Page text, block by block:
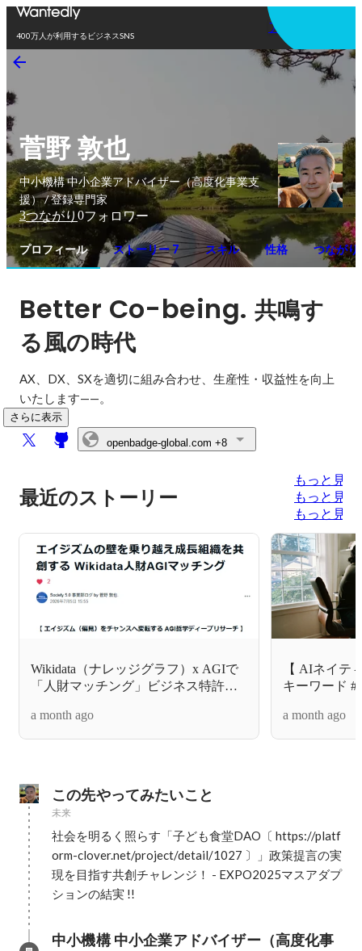
400万人が利用するビジネスSNS
アプリを使う
菅野 敦也
中小機構 中小企業アドバイザー（高度化事業支
援） / 登録専門家
3つながり 0フォロワー
プロフィール ストーリー 7 スキル 性格 つながり
Better Co-being. 共鳴す
る風の時代
AX、DX、SXを適切に組み合わせ、生産性・収益性を向上
いたします——。
さらに表示
openbadge-global.com +8
最近のストーリー
もっと見る
もっと見る
もっと見る
Wikidata（ナレッジグラフ）x AGIで
「人財マッチング」ビジネス特許を
a month ago
【 AIネイテ
キーワード
a month ago
この先やってみたいこと
未来
社会を明るく照らす「子ども食堂DAO〔 https://platf
orm-clover.net/project/detail/1027 〕」政策提言の実
現を目指す共創チャレンジ！ - EXPO2025マスアダプ
ションの結実 !!
中小機構 中小企業アドバイザー（高度化事